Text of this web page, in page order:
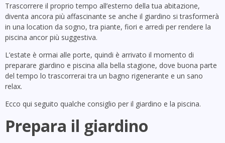
Trascorrere il proprio tempo all’esterno della tua abitazione,
diventa ancora più affascinante se anche il giardino si trasformerà
in una location da sogno, tra piante, fiori e arredi per rendere la
piscina ancor più suggestiva.
L’estate è ormai alle porte, quindi è arrivato il momento di
preparare giardino e piscina alla bella stagione, dove buona parte
del tempo lo trascorrerai tra un bagno rigenerante e un sano
relax.
Ecco qui seguito qualche consiglio per il giardino e la piscina.
Prepara il giardino